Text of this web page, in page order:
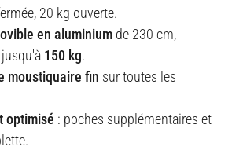
20 kg ouverte.
en aluminium de 230 cm,
150 kg.
moustiquaire fin sur toutes les
optimisé : poches supplémentaires et